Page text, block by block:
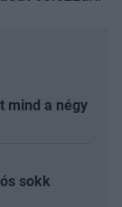
mind a négy
sokk